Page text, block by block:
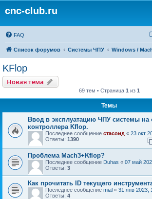
cnc-club.ru
FAQ
Список форумов Системы ЧПУ Windows /
KFlop
Новая тема
69 тем • Страница 1 из 1
Темы
Ввод в эксплуатацию ЧПУ системы на
контроллера Kflop.
Последнее сообщение стасоид « 23 окт
Ответы: 1390
Проблема Mach3+Kflop?
Последнее сообщение Duhas « 07 май
Ответы: 3
Как прочитать ID текущего
Последнее сообщение mial « 31 янв 2023,
Ответы: 4